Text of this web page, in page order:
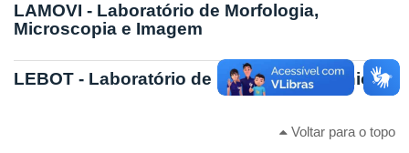
LAMOVI - Laboratório de Morfologia,
Microscopia e Imagem
LEBOT - Laboratório de Ensino de Botânica
Voltar para o topo